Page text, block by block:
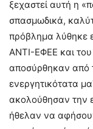
ξεχαστεί αυτή η
σπασμωδικά,
πρόβλημα λύθηκε
ΑΝΤΙ-ΕΦΕΕ και
αποσύρθηκαν από
ενεργητικότατα
ακολούθησαν την
ήθελαν να